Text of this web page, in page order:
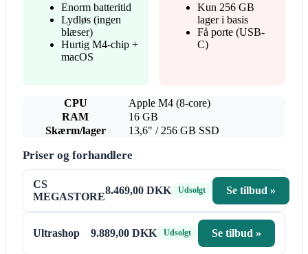
Enorm batteritid
Lydløs (ingen
blæser)
Hurtig M4-chip +
macOS
Kun 256 GB
lager i basis
Få porte (USB-
C)
CPU
Apple M4 (8-core)
RAM
16 GB
Skærm/lager
13,6" / 256 GB SSD
Priser og forhandlere
CS
MEGASTORE
8.469,00 DKK Udsolgt Se tilbud »
Ultrashop 9.889,00 DKK Udsolgt Se tilbud »